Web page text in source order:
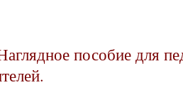
пособие для